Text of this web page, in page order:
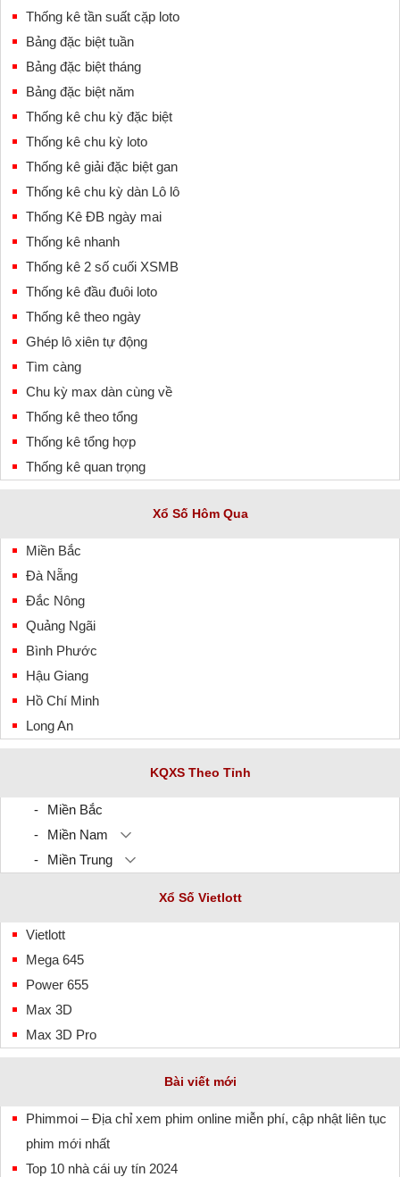
Thống kê tần suất cặp loto
Bảng đặc biệt tuần
Bảng đặc biệt tháng
Bảng đặc biệt năm
Thống kê chu kỳ đặc biệt
Thống kê chu kỳ loto
Thống kê giải đặc biệt gan
Thống kê chu kỳ dàn Lô lô
Thống Kê ĐB ngày mai
Thống kê nhanh
Thống kê 2 số cuối XSMB
Thống kê đầu đuôi loto
Thống kê theo ngày
Ghép lô xiên tự động
Tìm càng
Chu kỳ max dàn cùng về
Thống kê theo tổng
Thống kê tổng hợp
Thống kê quan trọng
Xổ Số Hôm Qua
Miền Bắc
Đà Nẵng
Đắc Nông
Quảng Ngãi
Bình Phước
Hậu Giang
Hồ Chí Minh
Long An
KQXS Theo Tỉnh
Miền Bắc
Miền Nam
Miền Trung
Xổ Số Vietlott
Vietlott
Mega 645
Power 655
Max 3D
Max 3D Pro
Bài viết mới
Phimmoi – Địa chỉ xem phim online miễn phí, cập nhật liên tục
phim mới nhất
Top 10 nhà cái uy tín 2024